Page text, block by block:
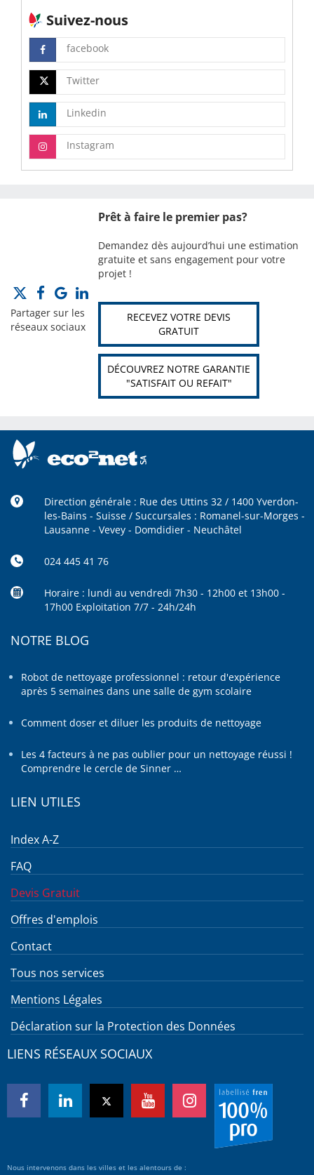
Suivez-nous
facebook
Twitter
Linkedin
Instagram
Partager sur les
réseaux sociaux
Prêt à faire le premier pas?
Demandez dès aujourd’hui une estimation
gratuite et sans engagement pour votre
projet !
RECEVEZ VOTRE DEVIS
GRATUIT
DÉCOUVREZ NOTRE GARANTIE
"SATISFAIT OU REFAIT"
Direction générale : Rue des Uttins 32 / 1400 Yverdon-
les-Bains - Suisse / Succursales : Romanel-sur-Morges -
Lausanne - Vevey - Domdidier - Neuchâtel
024 445 41 76
Horaire : lundi au vendredi 7h30 - 12h00 et 13h00 -
17h00 Exploitation 7/7 - 24h/24h
NOTRE BLOG
Robot de nettoyage professionnel : retour d'expérience
après 5 semaines dans une salle de gym scolaire
Comment doser et diluer les produits de nettoyage
Les 4 facteurs à ne pas oublier pour un nettoyage réussi !
Comprendre le cercle de Sinner …
LIEN UTILES
Index A-Z
FAQ
Devis Gratuit
Offres d'emplois
Contact
Tous nos services
Mentions Légales
Déclaration sur la Protection des Données
LIENS RÉSEAUX SOCIAUX
Nous intervenons dans les villes et les alentours de :